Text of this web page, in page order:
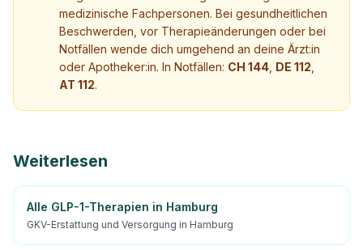
medizinische Fachpersonen. Bei gesundheitlichen
Beschwerden, vor Therapieänderungen oder bei
Notfällen wende dich umgehend an deine Ärzt:in
oder Apotheker:in. In Notfällen: CH 144 DE 112
AT 112.
Weiterlesen
Alle GLP-1-Therapien in Hamburg
GKV-Erstattung und Versorgung in Hamburg